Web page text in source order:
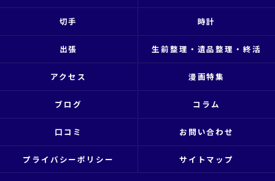
切手 時計
出張 生前整理・遺品整理・終活
アクセス 漫画特集
ブログ コラム
口コミ お問い合わせ
プライバシーポリシー サイトマップ